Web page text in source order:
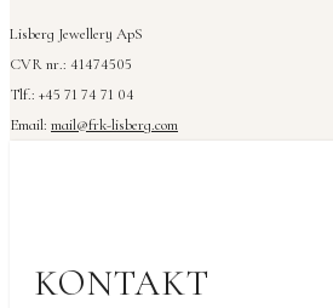
Lisberg Jewellery ApS
CVR nr.: 41474505
Tlf.: +45 71 74 71 04
Email: mail@frk-lisberg.com
KONTAKT